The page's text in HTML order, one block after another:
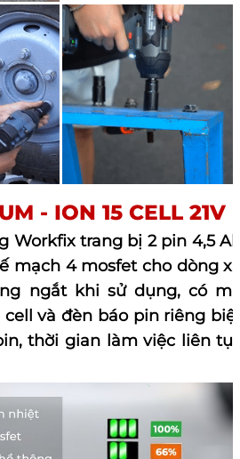
thời gian làm việc liên tục
MUA NGAY